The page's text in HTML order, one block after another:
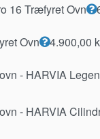
16 Træfyret Ovn
Ovn 4.900,00
- HARVIA
- HARVIA